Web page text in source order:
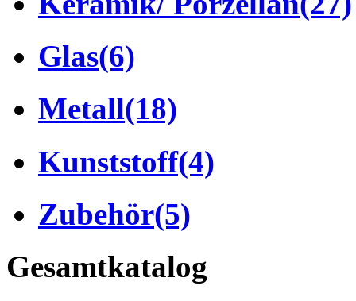
Glas(6)
Metall(18)
Kunststoff(4)
Zubehör(5)
Gesamtkatalog